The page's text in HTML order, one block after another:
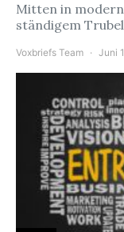
Mitten in
ständigem
Voxbriefs Team Juni